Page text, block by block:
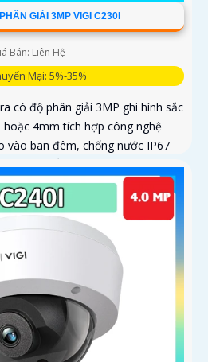
GIẢI 3MP VIGI C230I
Bán: Liên Hệ
Mại: 5%-35%
có độ phân giải 3MP ghi hình sắc
4mm tích hợp công nghệ
vào ban đêm, chống nước IP67
động ổn định trong mọi điều